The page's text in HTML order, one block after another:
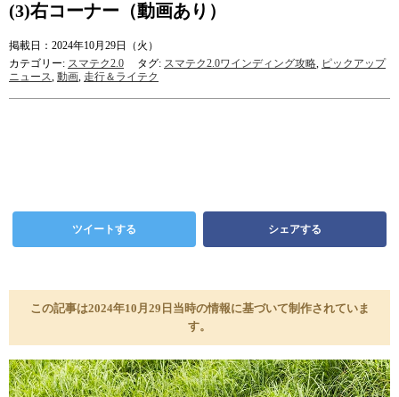
(3)右コーナー（動画あり）
掲載日：2024年10月29日（火）
カテゴリー: スマテク2.0 タグ: スマテク2.0ワインディング攻略, ピックアップ
ニュース, 動画, 走行＆ライテク
ツイートする シェアする
この記事は2024年10月29日当時の情報に基づいて制作されていま
す。